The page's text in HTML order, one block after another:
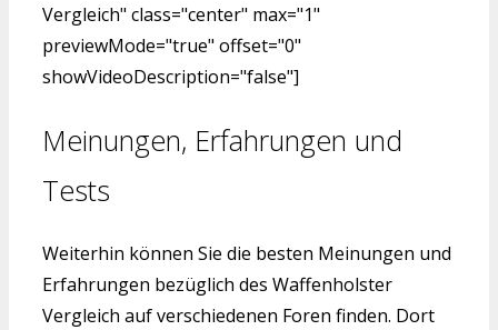
Vergleich" class="center" max="1"
previewMode="true" offset="0"
showVideoDescription="false"]
Meinungen, Erfahrungen und
Tests
Weiterhin können Sie die besten Meinungen und
Erfahrungen bezüglich des Waffenholster
Vergleich auf verschiedenen Foren finden. Dort